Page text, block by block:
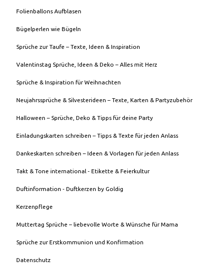
Folienballons Aufblasen
Bügelperlen wie Bügeln
Sprüche zur Taufe – Texte, Ideen & Inspiration
Valentinstag Sprüche, Ideen & Deko – Alles mit Herz
Sprüche & Inspiration für Weihnachten
Neujahrssprüche & Silvesterideen – Texte, Karten & Partyzubehör
Halloween – Sprüche, Deko & Tipps für deine Party
Einladungskarten schreiben – Tipps & Texte für jeden Anlass
Dankeskarten schreiben – Ideen & Vorlagen für jeden Anlass
Takt & Tone international - Etikette & Feierkultur
Duftinformation - Duftkerzen by Goldig
Kerzenpflege
Muttertag Sprüche – liebevolle Worte & Wünsche für Mama
Sprüche zur Erstkommunion und Konfirmation
Datenschutz